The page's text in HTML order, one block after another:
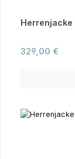
Regulärer
329,00 €